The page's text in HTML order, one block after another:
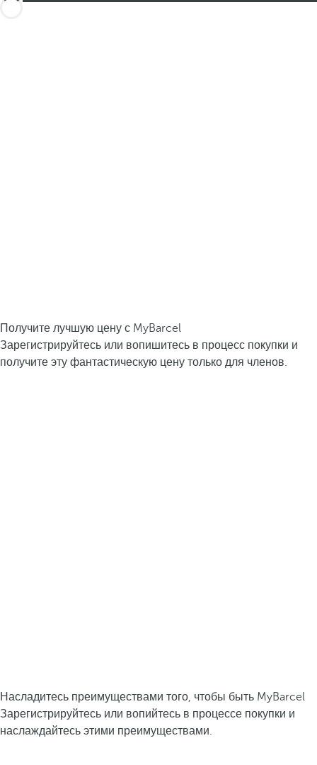
Получите лучшую цену с MyBarcel
Зарегистрируйтесь или вопишитесь в процесс покупки и
получите эту фантастическую цену только для членов.
Насладитесь преимуществами того, чтобы быть MyBarcel
Зарегистрируйтесь или вопийтесь в процессе покупки и
наслаждайтесь этими преимуществами.